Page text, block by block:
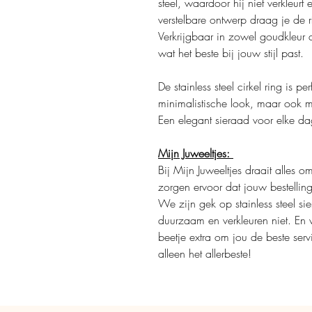
verstelbare ontwerp draag je de
Verkrijgbaar in zowel goudkleur
wat het beste bij jouw stijl past.
De stainless steel cirkel ring is
minimalistische look, maar ook
Een elegant sieraad voor elke
Mijn Juweeltjes:
Bij Mijn Juweeltjes draait alles
zorgen ervoor dat jouw
We zijn gek op stainless steel
duurzaam en verkleuren niet.
beetje extra om jou de beste
alleen het allerbeste!